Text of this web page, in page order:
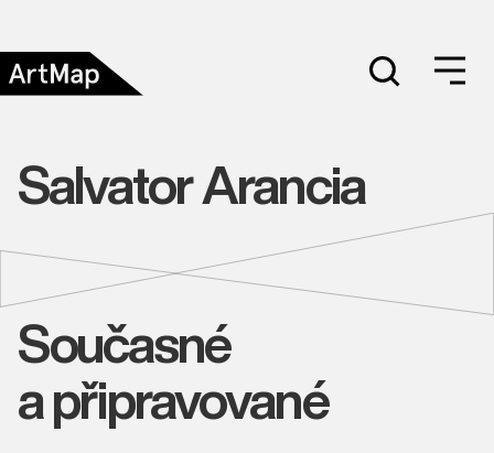
Salvator Arancia
Současné
a připravované